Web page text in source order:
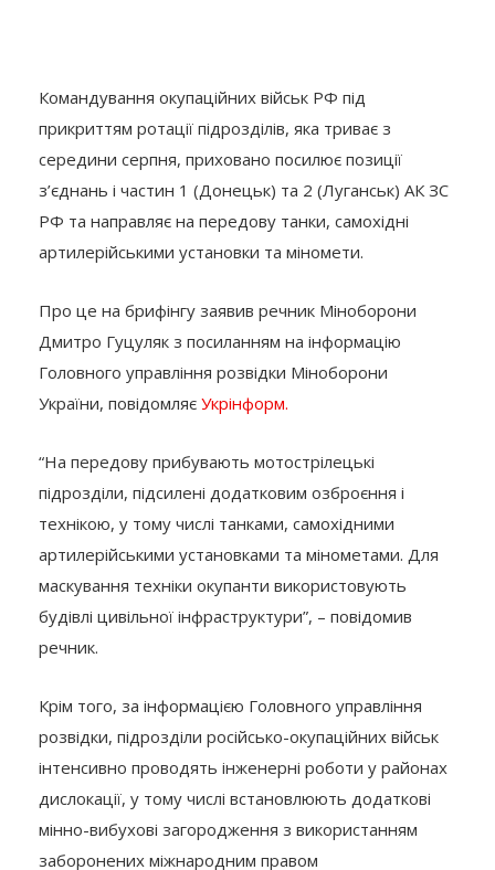
Командування окупаційних військ РФ під
прикриттям ротації підрозділів, яка триває з
середини серпня, приховано посилює позиції
з’єднань і частин 1 (Донецьк) та 2 (Луганськ) АК ЗС
РФ та направляє на передову танки, самохідні
артилерійськими установки та міномети.
Про це на брифінгу заявив речник Міноборони
Дмитро Гуцуляк з посиланням на інформацію
Головного управління розвідки Міноборони
України, повідомляє Укрінформ.
“На передову прибувають мотострілецькі
підрозділи, підсилені додатковим озброєння і
технікою, у тому числі танками, самохідними
артилерійськими установками та мінометами. Для
маскування техніки окупанти використовують
будівлі цивільної інфраструктури”, – повідомив
речник.
Крім того, за інформацією Головного управління
розвідки, підрозділи російсько-окупаційних військ
інтенсивно проводять інженерні роботи у районах
дислокації, у тому числі встановлюють додаткові
мінно-вибухові загородження з використанням
заборонених міжнародним правом